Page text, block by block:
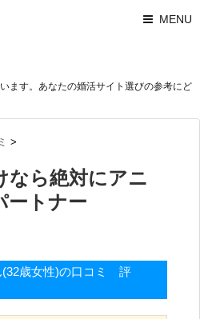
MENU
ます。あなたの婚活サイト選びの参考にど
>
なら絶対にアニ
ートナー
(32歳女性)の口コミ 評